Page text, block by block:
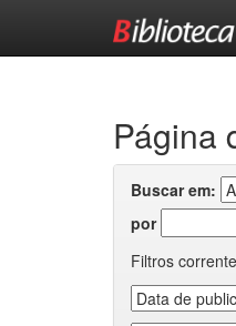
Página
Buscar em:
por
Filtros